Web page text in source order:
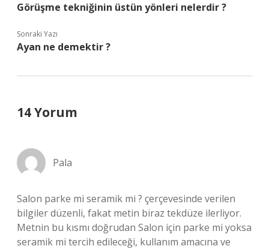
Görüşme tekniğinin üstün yönleri nelerdir ?
Sonraki Yazı
Ayan ne demektir ?
14 Yorum
Pala
Salon parke mi seramik mi ? çerçevesinde verilen
bilgiler düzenli, fakat metin biraz tekdüze ilerliyor.
Metnin bu kısmı doğrudan Salon için parke mi yoksa
seramik mi tercih edileceği, kullanım amacına ve